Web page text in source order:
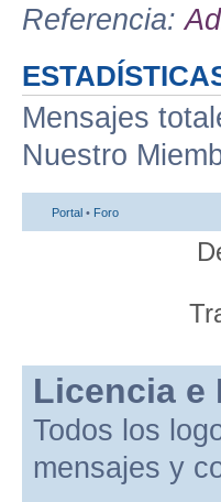
Referencia:
Mensajes
Nuestro
Portal • Foro
Licencia e
Todos los
mensajes y